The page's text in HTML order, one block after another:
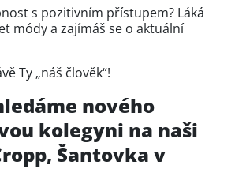
s pozitivním přístupem? Láká
módy a zajímáš se o aktuální
Ty „náš člověk“!
nového
kolegyni na naši
Šantovka v